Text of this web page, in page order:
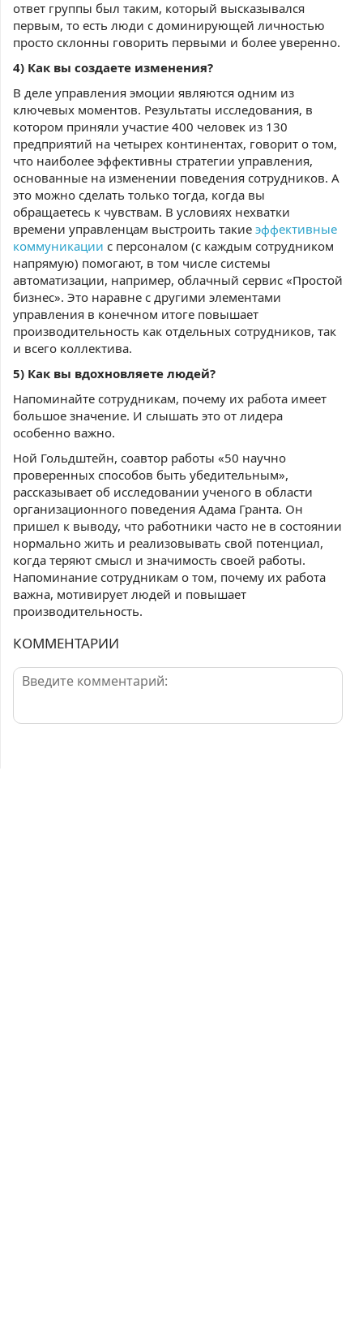
ответ группы был таким, который высказывался
первым, то есть люди с доминирующей личностью
просто склонны говорить первыми и более уверенно.
4) Как вы создаете изменения?
В деле управления эмоции являются одним из
ключевых моментов. Результаты исследования, в
котором приняли участие 400 человек из 130
предприятий на четырех континентах, говорит о том,
что наиболее эффективны стратегии управления,
основанные на изменении поведения сотрудников. А
это можно сделать только тогда, когда вы
обращаетесь к чувствам. В условиях нехватки
времени управленцам выстроить такие эффективные
коммуникации с персоналом (с каждым сотрудником
напрямую) помогают, в том числе системы
автоматизации, например, облачный сервис «Простой
бизнес». Это наравне с другими элементами
управления в конечном итоге повышает
производительность как отдельных сотрудников, так
и всего коллектива.
5) Как вы вдохновляете людей?
Напоминайте сотрудникам, почему их работа имеет
большое значение. И слышать это от лидера
особенно важно.
Ной Гольдштейн, соавтор работы «50 научно
проверенных способов быть убедительным»,
рассказывает об исследовании ученого в области
организационного поведения Адама Гранта. Он
пришел к выводу, что работники часто не в состоянии
нормально жить и реализовывать свой потенциал,
когда теряют смысл и значимость своей работы.
Напоминание сотрудникам о том, почему их работа
важна, мотивирует людей и повышает
производительность.
КОММЕНТАРИИ